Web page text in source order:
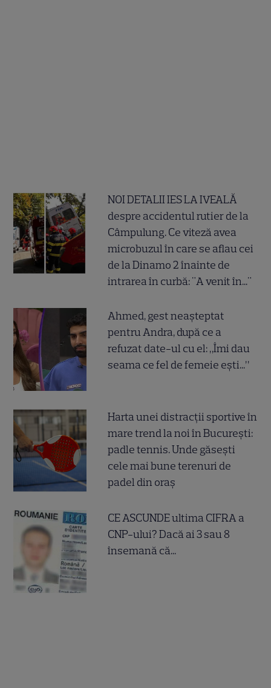
NOI DETALII IES LA IVEALĂ
despre accidentul rutier de la
Câmpulung. Ce viteză avea
microbuzul în care se aflau cei
de la Dinamo 2 înainte de
intrarea în curbă: "A venit în..."
Ahmed, gest neașteptat
pentru Andra, după ce a
refuzat date-ul cu el: „Îmi dau
seama ce fel de femeie ești...”
Harta unei distracții sportive în
mare trend la noi în București:
padle tennis. Unde găsești
cele mai bune terenuri de
padel din oraș
CE ASCUNDE ultima CIFRA a
CNP-ului? Dacă ai 3 sau 8
însemană că...